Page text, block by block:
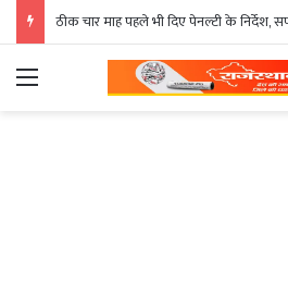
ठीक चार माह पहले भी दिए पेनल्टी के
Menu